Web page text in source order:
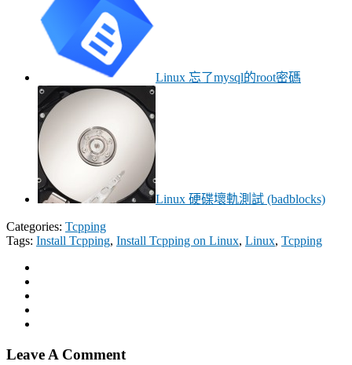
Linux 忘了mysql的root密碼
Linux 硬碟壞軌測試 (badblocks)
Categories: Tcpping
Tags: Install Tcpping, Install Tcpping on Linux, Linux, Tcpping
Leave A Comment